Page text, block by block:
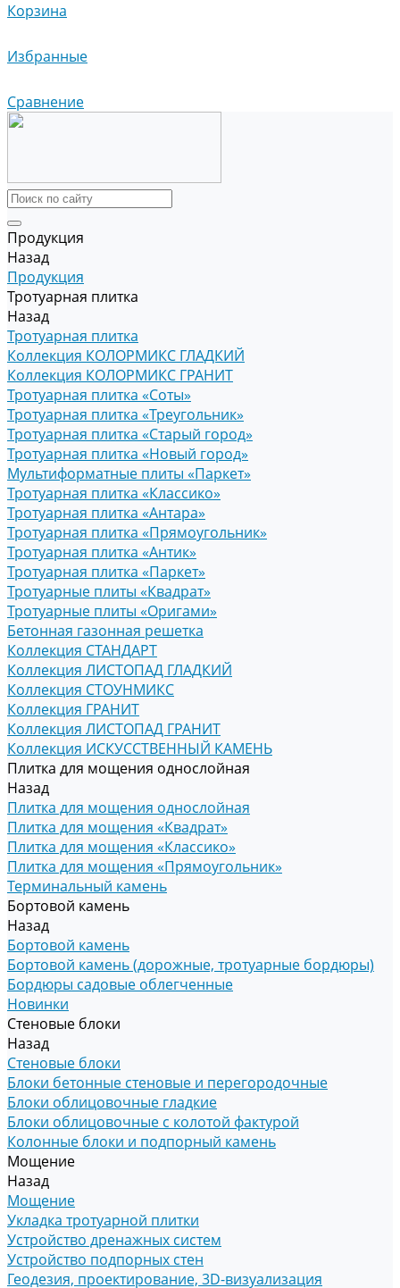
Корзина
Избранные
Сравнение
Продукция
Назад
Продукция
Тротуарная плитка
Назад
Тротуарная плитка
Коллекция КОЛОРМИКС ГЛАДКИЙ
Коллекция КОЛОРМИКС ГРАНИТ
Тротуарная плитка «Соты»
Тротуарная плитка «Треугольник»
Тротуарная плитка «Старый город»
Тротуарная плитка «Новый город»
Мультиформатные плиты «Паркет»
Тротуарная плитка «Классико»
Тротуарная плитка «Антара»
Тротуарная плитка «Прямоугольник»
Тротуарная плитка «Антик»
Тротуарная плитка «Паркет»
Тротуарные плиты «Квадрат»
Тротуарные плиты «Оригами»
Бетонная газонная решетка
Коллекция СТАНДАРТ
Коллекция ЛИСТОПАД ГЛАДКИЙ
Коллекция СТОУНМИКС
Коллекция ГРАНИТ
Коллекция ЛИСТОПАД ГРАНИТ
Коллекция ИСКУССТВЕННЫЙ КАМЕНЬ
Плитка для мощения однослойная
Назад
Плитка для мощения однослойная
Плитка для мощения «Квадрат»
Плитка для мощения «Классико»
Плитка для мощения «Прямоугольник»
Терминальный камень
Бортовой камень
Назад
Бортовой камень
Бортовой камень (дорожные, тротуарные бордюры)
Бордюры садовые облегченные
Новинки
Стеновые блоки
Назад
Стеновые блоки
Блоки бетонные стеновые и перегородочные
Блоки облицовочные гладкие
Блоки облицовочные с колотой фактурой
Колонные блоки и подпорный камень
Мощение
Назад
Мощение
Укладка тротуарной плитки
Устройство дренажных систем
Устройство подпорных стен
Геодезия, проектирование, 3D-визуализация